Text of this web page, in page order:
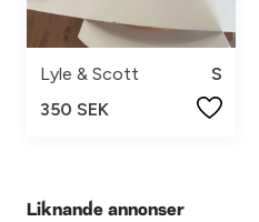
Lyle & Scott
S
350 SEK
Liknande annonser